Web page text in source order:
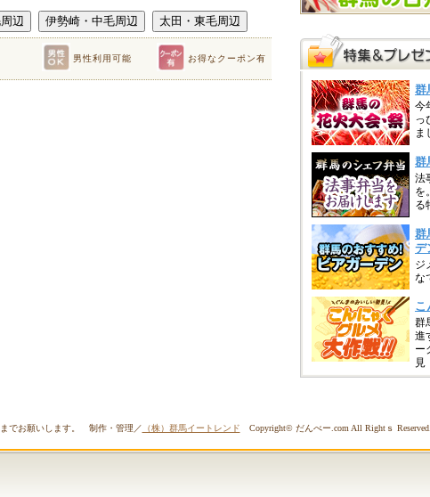
男性利用可能 お得なクーポン有
までお願いします。 制作・管理／ （株）群馬イートレンド Copyright© だんべー.com All Rightｓ Reserved.